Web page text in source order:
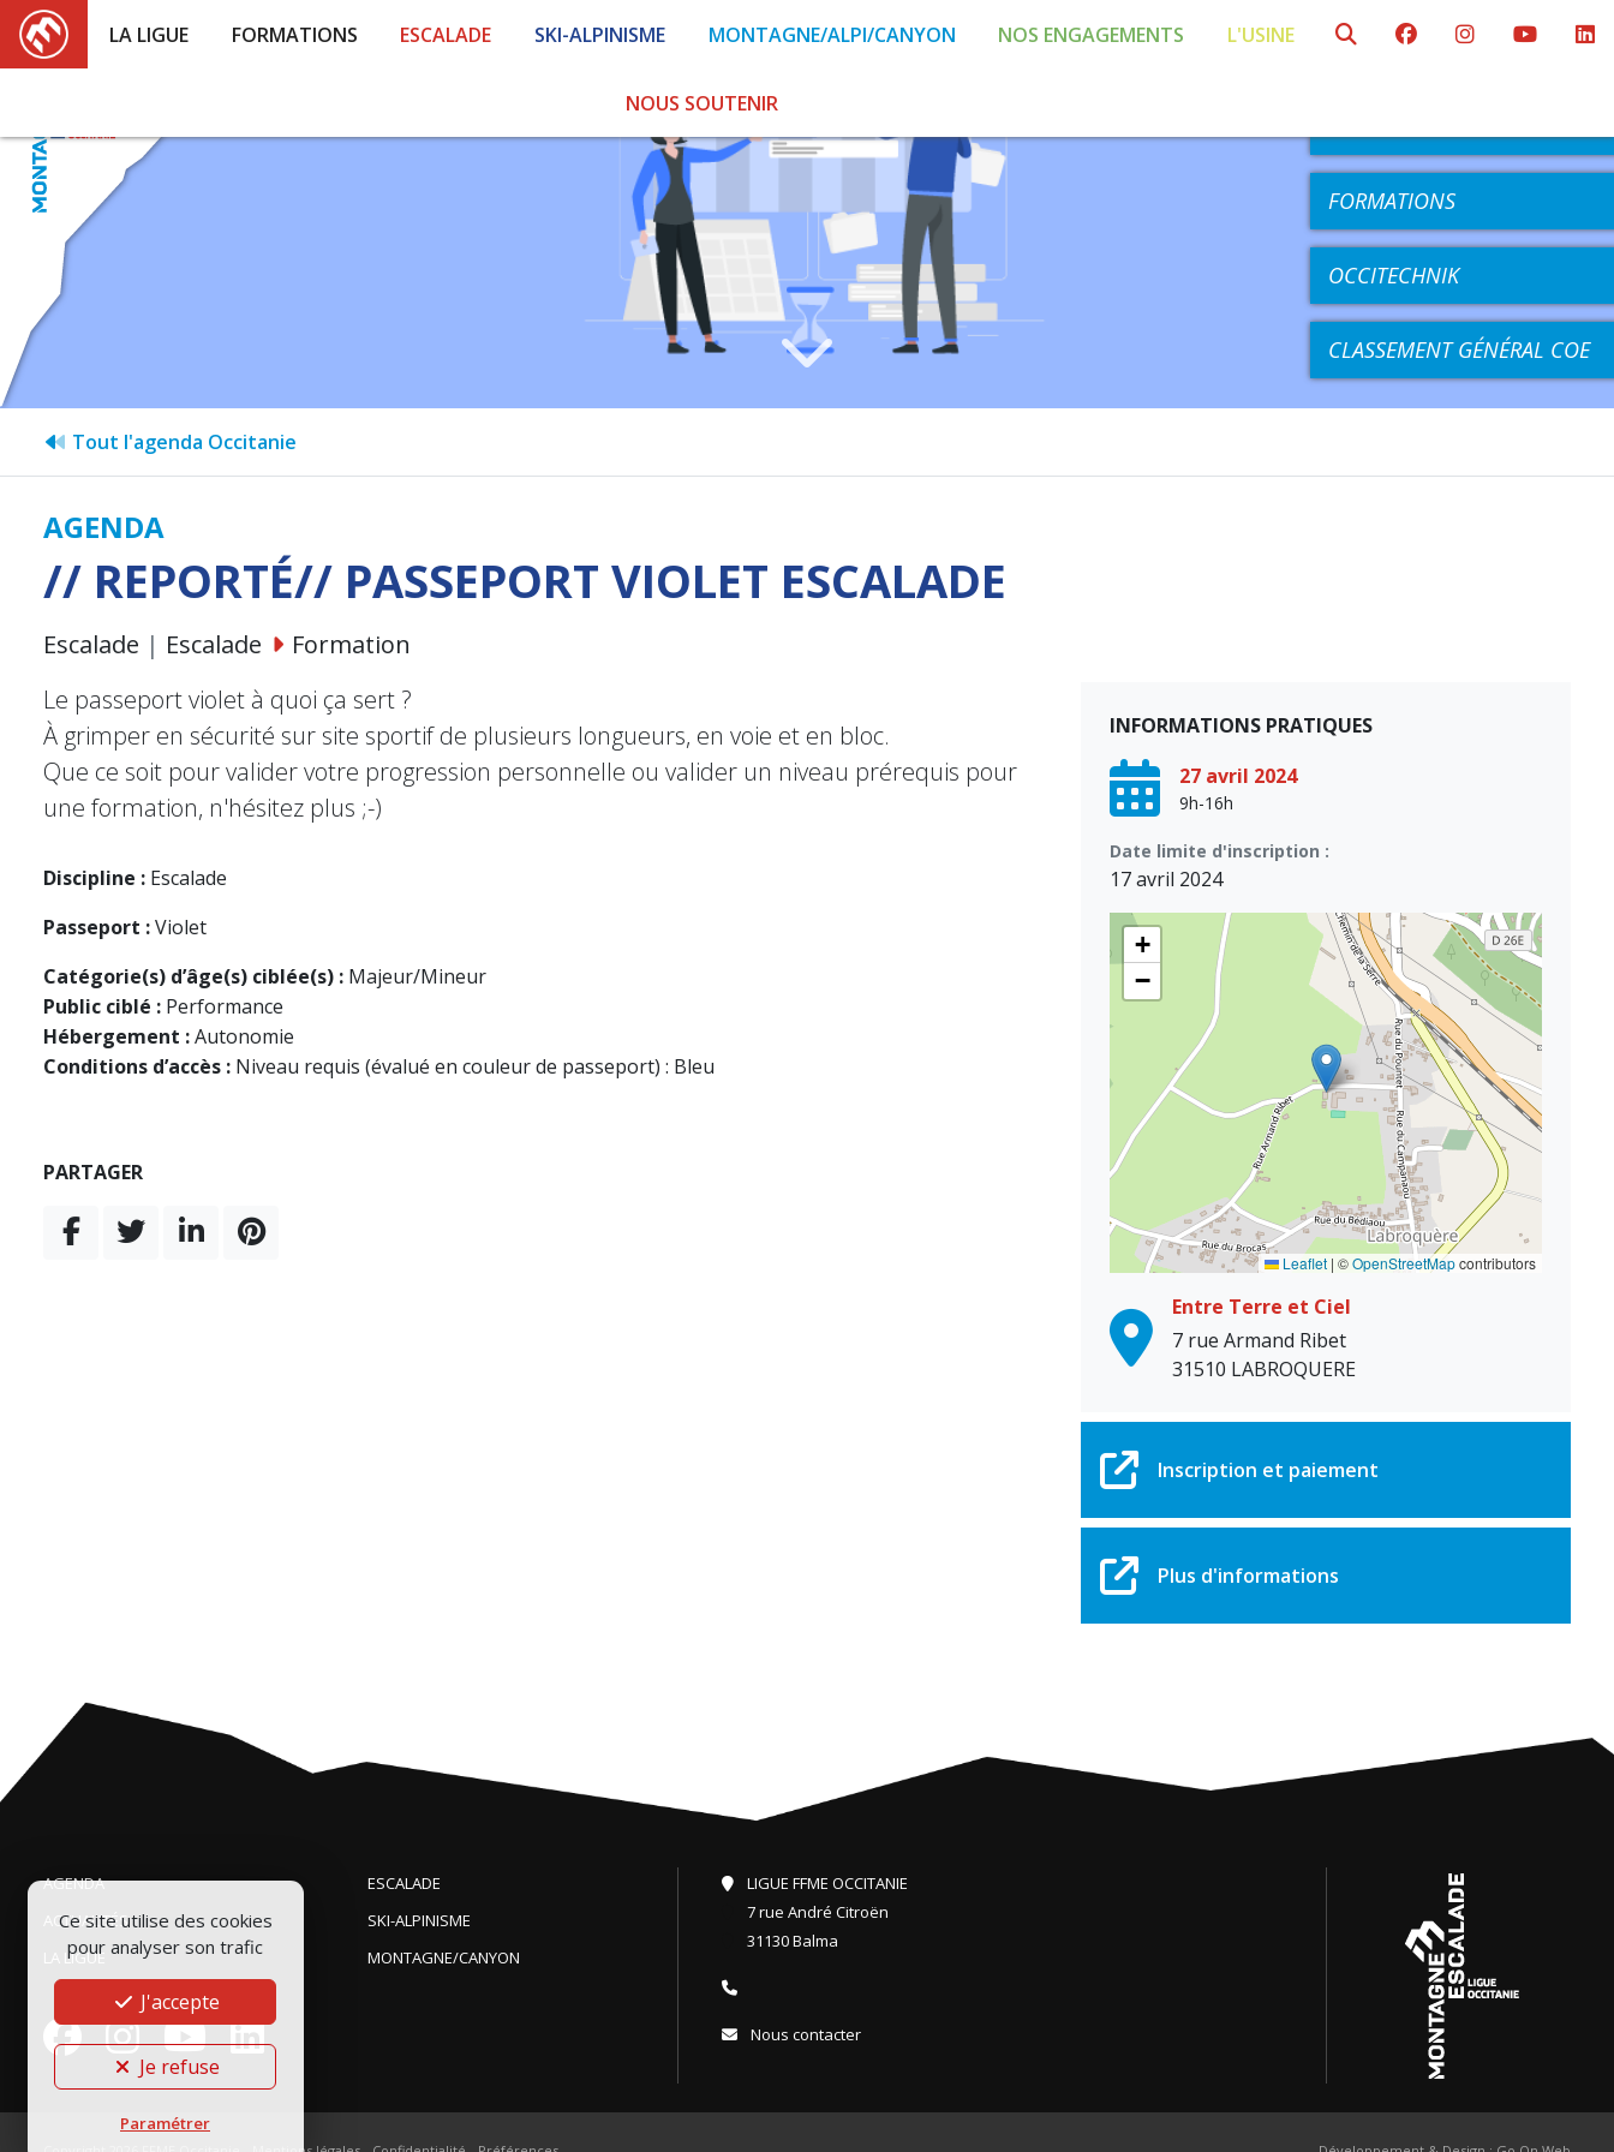
LA LIGUE FORMATIONS ESCALADE SKI-ALPINISME MONTAGNE/ALPI/CANYON NOS ENGAGEMENTS L'USINE
NOUS SOUTENIR
AGENDA
FORMATIONS
OCCITECHNIK
CLASSEMENT GÉNÉRAL COE
Tout l'agenda Occitanie
AGENDA
// REPORTÉ// PASSEPORT VIOLET ESCALADE
Escalade | Escalade
Formation
Le passeport violet à quoi ça sert ?
À grimper en sécurité sur site sportif de plusieurs longueurs, en voie et en bloc.
Que ce soit pour valider votre progression personnelle ou valider un niveau prérequis pour
une formation, n'hésitez plus ;-)
Discipline : Escalade
Passeport :Violet
Catégorie(s) d’âge(s) ciblée(s) : Majeur/Mineur
Public ciblé : Performance
Hébergement :Autonomie
Conditions d’accès : Niveau requis (évalué en couleur de passeport) : Bleu
PARTAGER
INFORMATIONS PRATIQUES
27 avril 2024
9h-16h
Date limite d'inscription :
17 avril 2024
+
−
Leaflet | ©OpenStreetMapcontributors
Entre Terre et Ciel
7 rue Armand Ribet
31510 LABROQUERE
Inscription et paiement
Plus d'informations
AGENDA
ACTUALITÉS
LA LIGUE
ESCALADE
SKI-ALPINISME
MONTAGNE/CANYON
LIGUE FFME OCCITANIE
7 rue André Citroën
31130 Balma
Nous contacter
Ce site utilise des cookies
pour analyser son trafic
J'accepte
Je refuse
Paramétrer